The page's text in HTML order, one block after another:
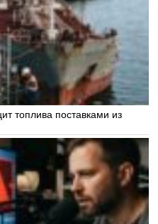
топлива поставками из